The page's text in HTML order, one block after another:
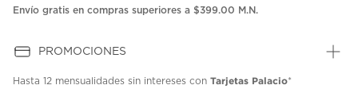
en
Envío gratis en compras superiores a $399.00 M.N.
PROMOCIONES
Hasta 12 mensualidades sin intereses con Tarjetas Palacio*